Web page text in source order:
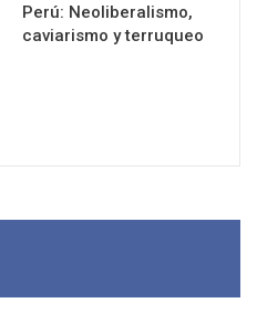
Perú: Neoliberalismo,
caviarismo y terruqueo